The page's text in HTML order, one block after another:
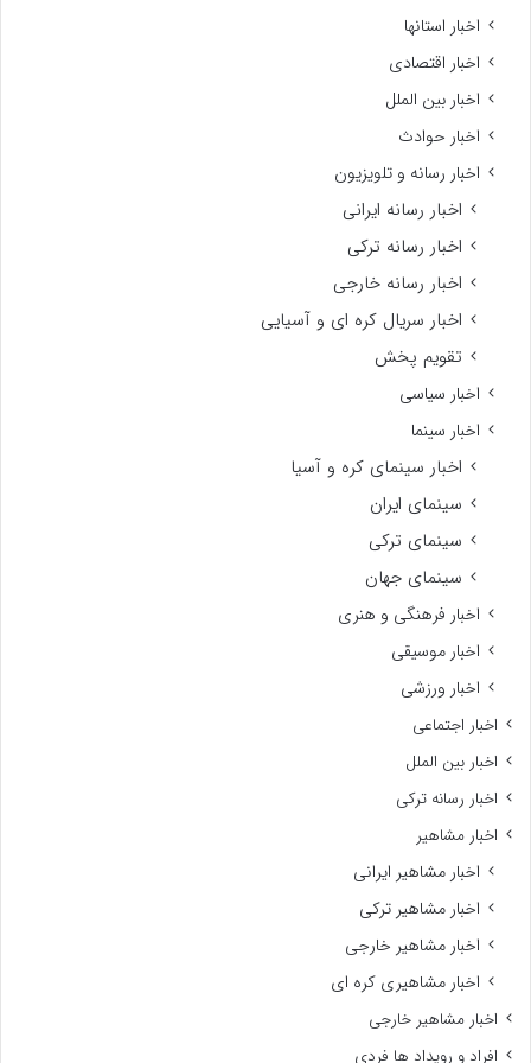
اخبار استانها
اخبار اقتصادی
اخبار بین الملل
اخبار حوادث
اخبار رسانه و تلویزیون
اخبار رسانه ایرانی
اخبار رسانه ترکی
اخبار رسانه خارجی
اخبار سریال کره ای و آسیایی
تقویم پخش
اخبار سیاسی
اخبار سینما
اخبار سینمای کره و آسیا
سینمای ایران
سینمای ترکی
سینمای جهان
اخبار فرهنگی و هنری
اخبار موسیقی
اخبار ورزشی
اخبار اجتماعی
اخبار بین الملل
اخبار رسانه ترکی
اخبار مشاهیر
اخبار مشاهیر ایرانی
اخبار مشاهیر ترکی
اخبار مشاهیر خارجی
اخبار مشاهیری کره ای
اخبار مشاهیر خارجی
افراد و رویداد ها فردی